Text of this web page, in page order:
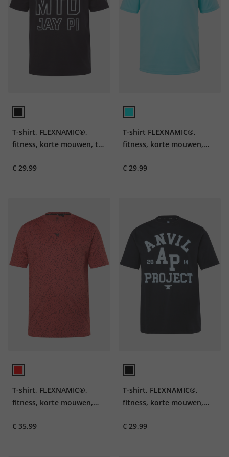
T-shirt, FLEXNAMIC®,
fitness, korte mouwen, tot
€ 29,99
T-shirt FLEXNAMIC®,
fitness, korte mouwen,
QuickDry
€ 29,99
T-shirt, FLEXNAMIC®,
fitness, korte mouwen,
7XL
€ 35,99
T-shirt, FLEXNAMIC®,
fitness, korte mouwen,
€ 29,99